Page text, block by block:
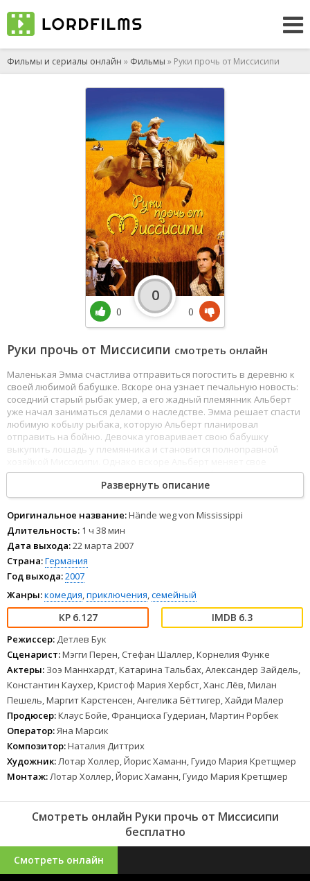
Фильмы и сериалы онлайн » Фильмы » Руки прочь от Миссисипи
Руки прочь от Миссисипи смотреть онлайн
Маленькая Эмма счастлива отправиться погостить в деревню к
своей любимой бабушке. Вскоре она узнает печальную новость:
соседний старый рыбак умер, а его жадный племянник Альберт
уже начал заниматься делами о наследстве. Эмма решает спасти
любимую кобылу рыбака, которую Альберт планировал
отправить на бойню. Девочка уговаривает свою бабушку
выкупить лошадь у племянника и становится полноправной
решение и заявляет о намерении вернуть себе лошадь, что
вызывает подозрения у Эммы и ее друзей.
Развернуть описание
Оригинальное название:Hände weg von Mississippi
Длительность: 1 ч 38 мин
Дата выхода:22 марта 2007
Страна:Германия
Год выхода:2007
Жанры:комедия,приключения,семейный
6.127 6.3
Режиссер: Детлев Бук
Сценарист:Мэгги Перен, Стефан Шаллер, Корнелия Функе
Актеры: Зоэ Маннхардт, Катарина Тальбах, Александер Зайдель,
Константин Каухер, Кристоф Мария Хербст, Ханс Лёв, Милан
Пешель, Маргит Карстенсен, Ангелика Бёттигер, Хайди Малер
Продюсер:Клаус Бойе, Франциска Гудериан, Мартин Рорбек
Оператор:Яна Марсик
Композитор:Наталия Диттрих
Художник:Лотар Холлер, Йорис Хаманн, Гуидо Мария Кретщмер
Монтаж:Лотар Холлер, Йорис Хаманн, Гуидо Мария Кретщмер
0
0
0
Смотреть онлайн Руки прочь от Миссисипи
бесплатно
Смотреть онлайн